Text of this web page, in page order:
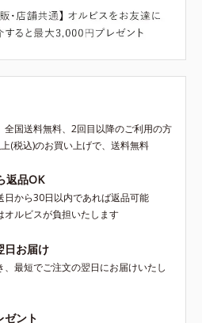
全国送料無料、2回目以降のご利用の方
(税込)のお買い上げで、送料無料
返品OK
日から30日以内であれば返品可能
ルビスが負担いたします
日お届け
、最短でご注文の翌日にお届けいたし
ゼント